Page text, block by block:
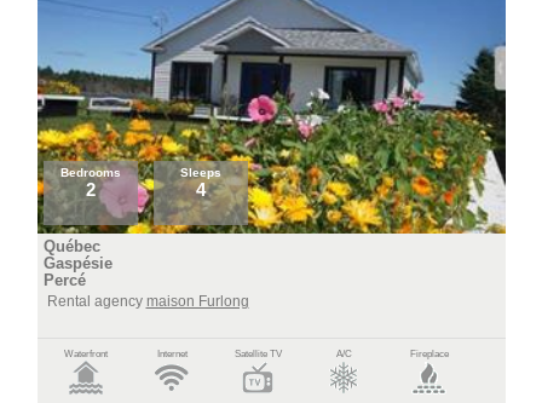
Bedrooms
2
Sleeps
4
Québec
Gaspésie
Percé
Rental agency maison Furlong
Waterfront Internet Satellite TV A/C Fireplace